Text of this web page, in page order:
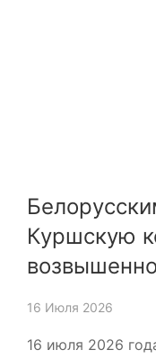
Куршскую
16 Июля 2026
16 июля 2026